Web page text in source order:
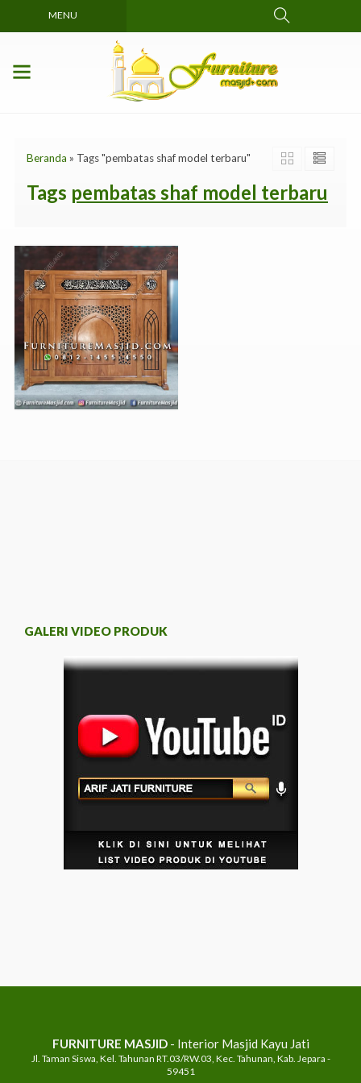
MENU
Beranda » Tags "pembatas shaf model terbaru"
Tags pembatas shaf model terbaru
GALERI VIDEO PRODUK
FURNITURE MASJID- Interior Masjid Kayu Jati
Jl. Taman Siswa, Kel. Tahunan RT.03/RW.03, Kec. Tahunan, Kab. Jepara -
59451